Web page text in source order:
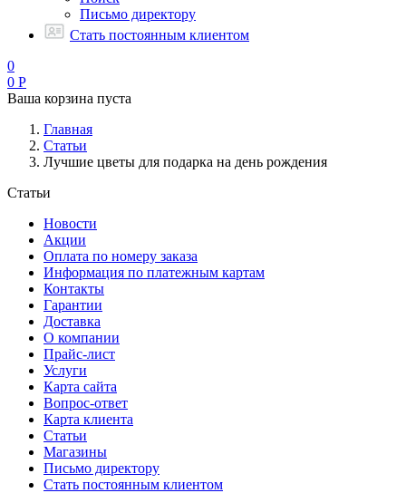
Письмо директору
Стать постоянным клиентом
0
0 Р
Ваша корзина пуста
Главная
Статьи
Лучшие цветы для подарка на день рождения
Статьи
Новости
Акции
Оплата по номеру заказа
Информация по платежным картам
Контакты
Гарантии
Доставка
О компании
Прайс-лист
Услуги
Карта сайта
Вопрос-ответ
Карта клиента
Статьи
Магазины
Письмо директору
Стать постоянным клиентом